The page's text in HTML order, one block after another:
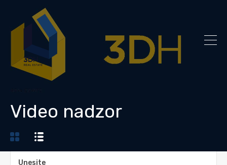
Video nadzor
Unesite